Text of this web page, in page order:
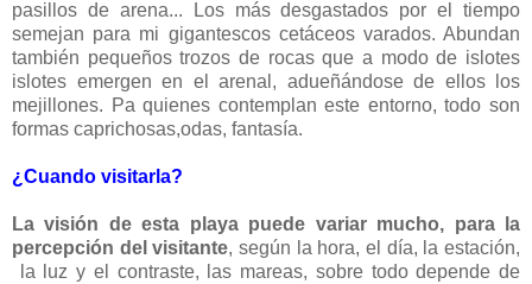
pasillos de arena... Los más desgastados por el tiempo
semejan para mi gigantescos cetáceos varados. Abundan
también pequeños trozos de rocas que a modo de islotes
islotes emergen en el arenal, adueñándose de ellos los
mejillones. Pa quienes contemplan este entorno, todo son
formas caprichosas,odas, fantasía.
¿Cuando visitarla?
La visión de esta playa puede variar mucho, para la
percepción del visitante, según la hora, el día, la estación,
la luz y el contraste, las mareas, sobre todo depende de